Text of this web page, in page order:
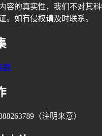
容的真实性，我们不对其
。如有侵权请及时联系。
表
（注明来意）